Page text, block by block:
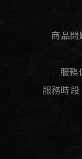
商品
服務
服務時